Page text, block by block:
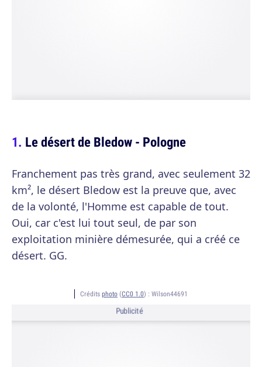
Le désert de Bledow - Pologne
Franchement pas très grand, avec seulement 32
km², le désert Bledow est la preuve que, avec
de la volonté, l'Homme est capable de tout.
Oui, car c'est lui tout seul, de par son
exploitation minière démesurée, qui a créé ce
désert. GG.
Crédits photo (CC0 1.0) : Wilson44691
Publicité